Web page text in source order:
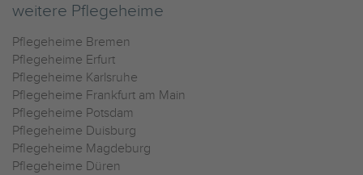
weitere Pflegeheime
Pflegeheime Bremen
Pflegeheime Erfurt
Pflegeheime Karlsruhe
Pflegeheime Frankfurt am Main
Pflegeheime Potsdam
Pflegeheime Duisburg
Pflegeheime Magdeburg
Pflegeheime Düren